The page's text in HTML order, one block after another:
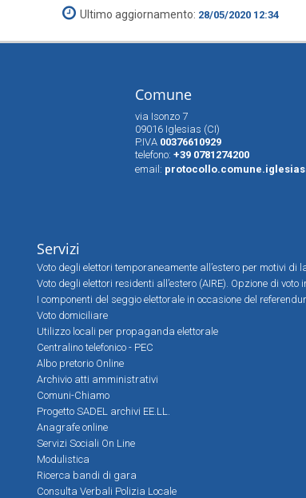
Ultimo aggiornamento: 28/05/2020 12:34
Comune
via Isonzo 7
09016 Iglesias (CI)
P.IVA 00376610929
telefono: +39 0781274200
email:
Servizi
Voto degli elettori temporaneamente all’estero per motivi di
Voto degli elettori residenti all’estero (AIRE). Opzione di voto
I componenti del seggio elettorale in occasione del
Voto domiciliare
Utilizzo locali per propaganda elettorale
Centralino telefonico - PEC
Albo pretorio Online
Archivio atti amministrativi
Comuni-Chiamo
Progetto SADEL archivi EE.LL.
Anagrafe online
Servizi Sociali On Line
Modulistica
Ricerca bandi di gara
Consulta Verbali Polizia Locale